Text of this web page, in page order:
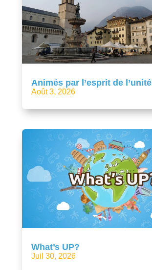
Animés par l’esprit de l’unité
Août 3, 2026
What’s UP?
Juil 30, 2026